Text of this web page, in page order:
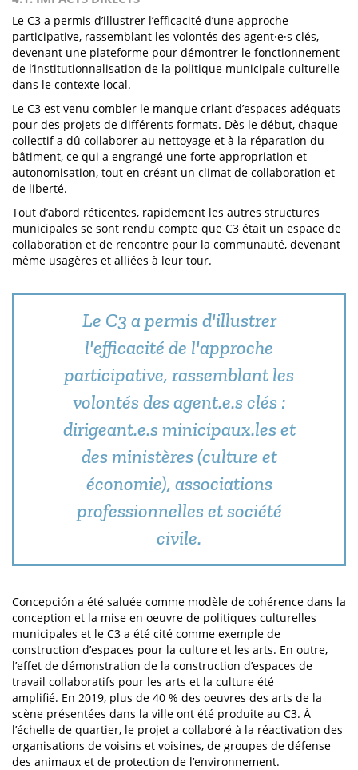
Le C3 a permis d’illustrer l’efficacité d’une approche
participative, rassemblant les volontés des agent·e·s clés,
devenant une plateforme pour démontrer le fonctionnement
de l’institutionnalisation de la politique municipale culturelle
dans le contexte local.
Le C3 est venu combler le manque criant d’espaces adéquats
pour des projets de différents formats. Dès le début, chaque
collectif a dû collaborer au nettoyage et à la réparation du
bâtiment, ce qui a engrangé une forte appropriation et
autonomisation, tout en créant un climat de collaboration et
de liberté.
Tout d’abord réticentes, rapidement les autres structures
municipales se sont rendu compte que C3 était un espace de
collaboration et de rencontre pour la communauté, devenant
même usagères et alliées à leur tour.
Le C3 a permis d'illustrer
l'efficacité de l'approche
participative, rassemblant les
volontés des agent.e.s clés :
dirigeant.e.s minicipaux.les et
des ministères (culture et
économie), associations
professionnelles et société
civile.
Concepción a été saluée comme modèle de cohérence dans la
conception et la mise en oeuvre de politiques culturelles
municipales et le C3 a été cité comme exemple de
construction d’espaces pour la culture et les arts. En outre,
l’effet de démonstration de la construction d’espaces de
travail collaboratifs pour les arts et la culture été
amplifié. En 2019, plus de 40 % des oeuvres des arts de la
scène présentées dans la ville ont été produite au C3. À
l’échelle de quartier, le projet a collaboré à la réactivation des
organisations de voisins et voisines, de groupes de défense
des animaux et de protection de l’environnement.